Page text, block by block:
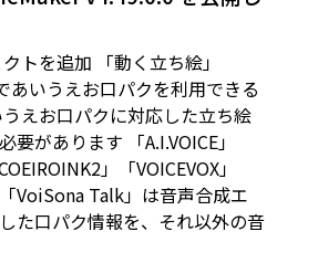
トを追加 「動く立ち絵」
あいうえお口パクを利用できる
えお口パクに対応した立ち絵
要があります 「A.I.VOICE」
」「VOICEVOX」
「VoiSona Talk」は音声合成エ
た口パク情報を、それ以外の音